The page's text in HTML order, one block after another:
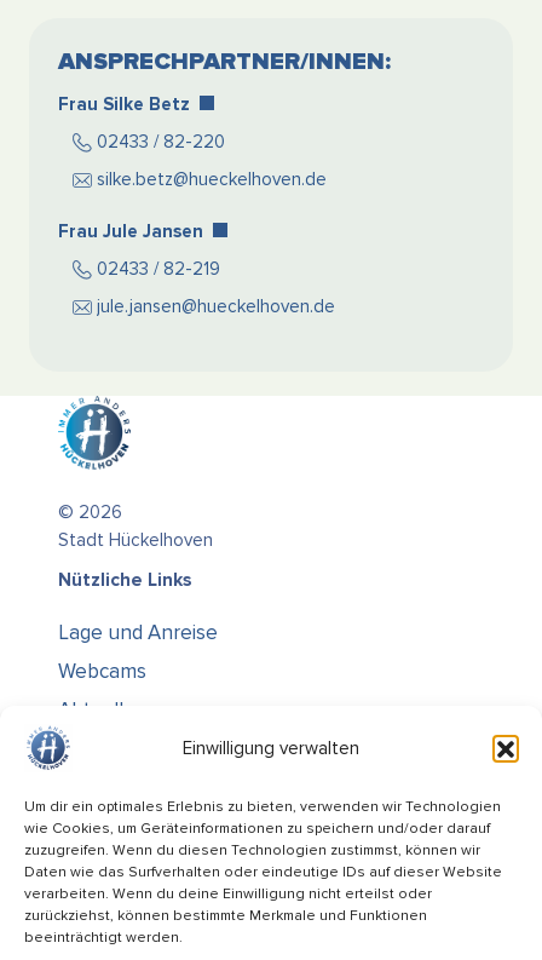
Einwilligung verwalten
Um dir ein optimales Erlebnis zu bieten, verwenden wir Technologien
wie Cookies, um Geräteinformationen zu speichern und/oder darauf
zuzugreifen. Wenn du diesen Technologien zustimmst, können wir
Daten wie das Surfverhalten oder eindeutige IDs auf dieser Website
verarbeiten. Wenn du deine Einwilligung nicht erteilst oder
zurückziehst, können bestimmte Merkmale und Funktionen
beeinträchtigt werden.
ANSPRECHPARTNER/INNEN:
Frau Silke Betz
02433 / 82-220
silke.betz@hueckelhoven.de
Frau Jule Jansen
02433 / 82-219
jule.jansen@hueckelhoven.de
© 2026
Stadt Hückelhoven
Nützliche Links
Lage und Anreise
Webcams
Aktuelles
Über uns
Kontakt / Öffnungszeiten
Alle Ämter
Stellenausschreibungen
Rechtliches